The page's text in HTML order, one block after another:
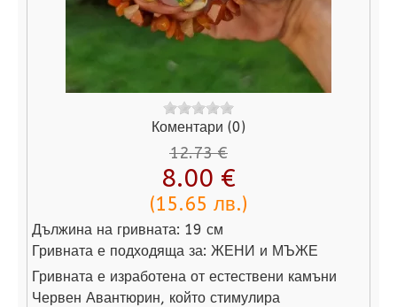
Коментари (0)
12.73 €
8.00 €
(15.65 лв.)
Дължина на гривната: 19 см
Гривната е подходяща за: ЖЕНИ и МЪЖЕ
Гривната е изработена от естествени камъни
Червен Авантюрин, който стимулира